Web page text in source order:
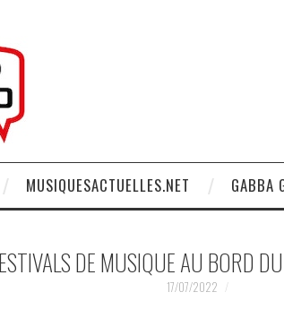
MUSIQUESACTUELLES.NET GABBA
DE MUSIQUE AU BORD
17/07/2022